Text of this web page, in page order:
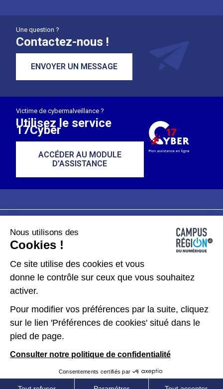
Une question ?
Contactez-nous !
ENVOYER UN MESSAGE
Victime de cybermalveillance ?
Utilisez le service
17Cyber
ACCÉDER AU MODULE
D'ASSISTANCE
Plan du site
Données personnelles
Gérer les cookies
Kit de communication
Accessibilité : partiellement conforme
Nous utilisons des
Cookies !
Ce site utilise des cookies et vous
donne le contrôle sur ceux que vous souhaitez
activer.
Pour modifier vos préférences par la suite, cliquez
sur le lien 'Préférences de cookies' situé dans le
pied de page.
Consulter notre politique de confidentialité
Consentements certifiés par